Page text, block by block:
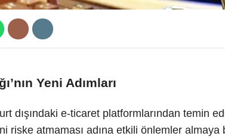
Yeni Adımları
dışındaki e-ticaret platformlarından temin
riske atmaması adına etkili önlemler almaya